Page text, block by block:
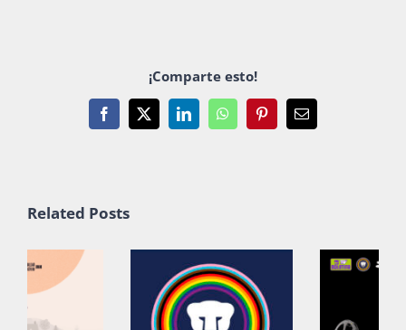
¡Comparte esto!
Facebook
X LinkedInWhatsAppPinterestEmail
Related Posts